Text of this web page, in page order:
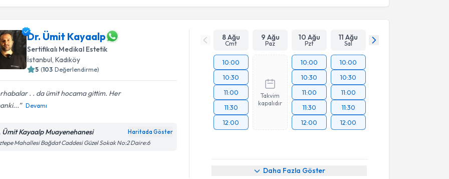
Dr. Ümit Kayaalp
Sertifikalı Medikal Estetik
İstanbul,Kadıköy
5 (103 Değerlendirme)
. . da ümit hocama gittim. Her
Devamı
Ümit Kayaalp Muayenehanesi Haritada Göster
Mahallesi Bağdat Caddesi Güzel Sokak No:2 Daire:6
8 Ağu
Cmt
9 Ağu
Paz
10 Ağu
Pzt
11 Ağu
Sal
10:00
10:30
11:00
11:30
12:00
Takvim
kapalıdır
10:00
10:30
11:00
11:30
12:00
10:00
10:30
11:00
11:30
12:00
Daha Fazla Göster